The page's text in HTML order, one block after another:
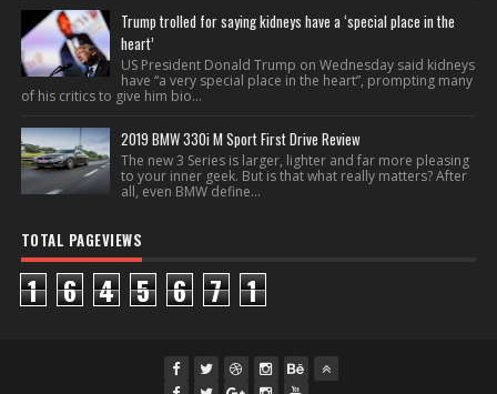
Trump trolled for saying kidneys have a ‘special place in the
heart’
US President Donald Trump on Wednesday said kidneys
have “a very special place in the heart”, prompting many
of his critics to give him bio...
2019 BMW 330i M Sport First Drive Review
The new 3 Series is larger, lighter and far more pleasing
to your inner geek. But is that what really matters? After
all, even BMW define...
TOTAL PAGEVIEWS
1 6 4 5 6 7 1